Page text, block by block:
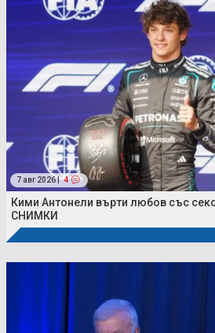
7 авг 2026 | 4
Кими Антонели върти любов със
СНИМКИ